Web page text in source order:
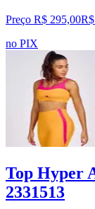
Preço R$ 295,00R$
no PIX
Top Hyper
2331513